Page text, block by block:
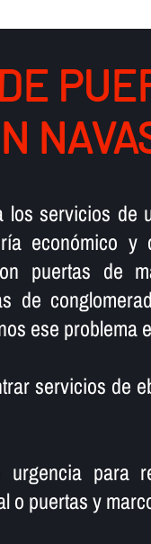
los servicios de
económico y
puertas de
de
ese problema
servicios de
urgencia para
o puertas y